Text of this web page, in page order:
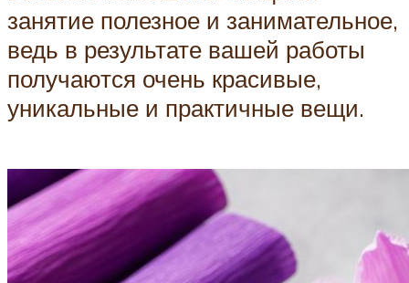
занятие полезное и занимательное,
ведь в результате вашей работы
получаются очень красивые,
уникальные и практичные вещи.